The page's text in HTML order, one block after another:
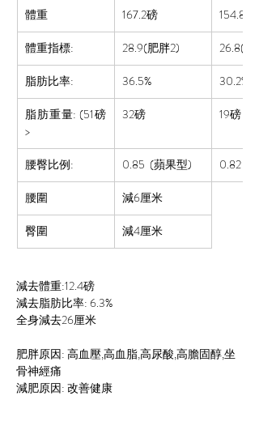
體重 167.2磅 154.8
體重指標: 28.9(肥胖2) 26.8(肥
脂肪比率: 36.5% 30.2%
脂肪重量: (51磅
>
32磅 19磅
腰臀比例: 0.85 (蘋果型) 0.82 (正
腰圍 減6厘米
臀圍 減4厘米
減去體重:12.4磅
減去脂肪比率: 6.3%
全身減去26厘米
肥胖原因: 高血壓,高血脂,高尿酸,高膽固醇,坐
骨神經痛
減肥原因: 改善健康